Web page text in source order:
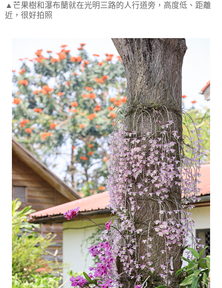
▲芒果樹和瀑布蘭就在光明三路的人行道旁，高度低、距離
近，很好拍照